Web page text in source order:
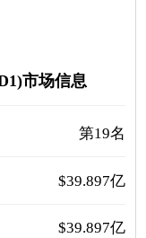
市场信息
第19名
$39.897亿
$39.897亿